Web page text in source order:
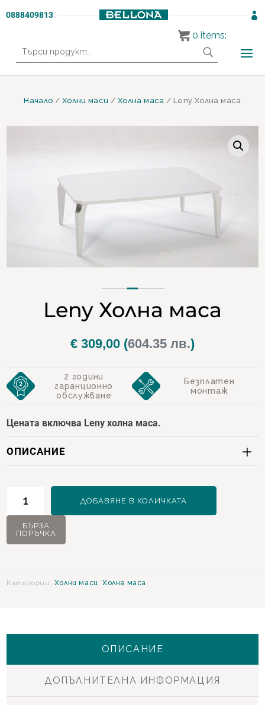
0888409813 
за:
Начало / Холни маси / Холна маса / Leny Холна маса
Leny Холна маса
€ 309,00 (604.35 лв.)
2 години
гаранционно
обслужване
Безплатен
монтаж
Цената включва Leny холна маса.
ОПИСАНИЕ
Leny
Холна
ДОБАВЯНЕ В КОЛИЧКАТА
БЪРЗА
ПОРЪЧКА
Категории: Холни маси,Холна маса
ОПИСАНИЕ
ДОПЪЛНИТЕЛНА ИНФОРМАЦИЯ
0 items: